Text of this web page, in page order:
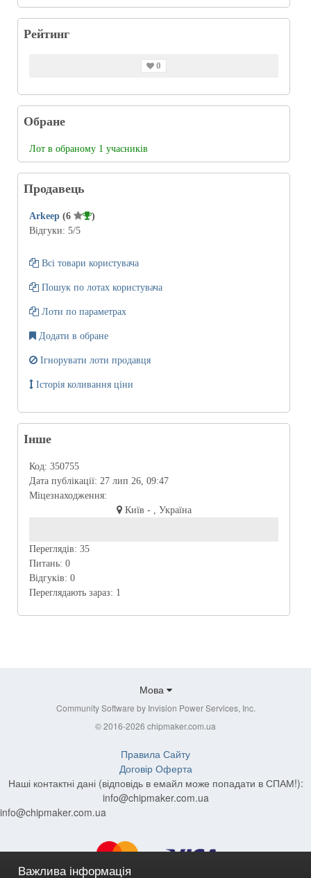
Рейтинг
0
Обране
Лот в обраному 1 учасників
Продавець
Arkeep (6
)
Відгуки: 5/5
Всі товари користувача
Пошук по лотах користувача
Лоти по параметрах
Додати в обране
Ігнорувати лоти продавця
Історія коливання ціни
Інше
Код: 350755
Дата публікації: 27 лип 26, 09:47
Міцезнаходження:
Київ - , Україна
Переглядів: 35
Питань: 0
Відгуків: 0
Переглядають зараз: 1
Мова
Community Software by Invision Power Services, Inc.
© 2016-2026 chipmaker.com.ua
Важлива інформація
Правила Сайту
Договір Оферта
Наші контактні дані (відповідь в емайл може попадати в СПАМ!):
info@chipmaker.com.ua
info@chipmaker.com.ua